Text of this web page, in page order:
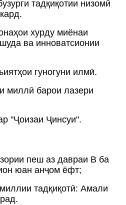
тадқиқотии низомӣ
хурду миёнаи
ва инноватсионии
гуногуни илмӣ.
миллӣ барои лазери
"Ҷоизаи Ҷинсуи".
пеш аз давраи B ба
юан анҷом ёфт;
тадқиқотӣ: Амали